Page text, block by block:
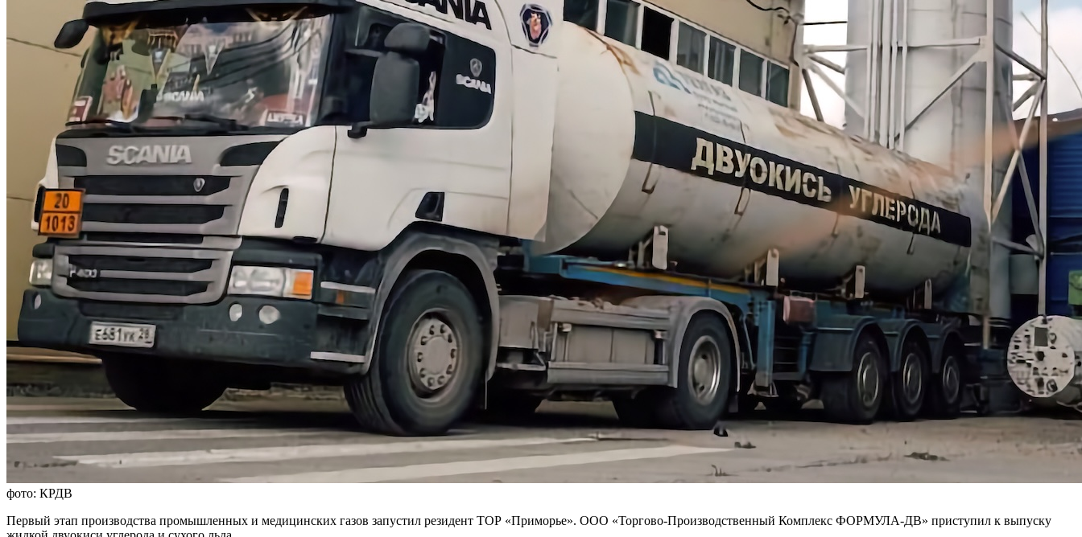
фото: КРДВ
Первый этап производства промышленных и медицинских газов запустил резидент ТОР «Приморье». ООО «Торгово-Производственный Комплекс ФОРМУЛА-ДВ» приступил к выпуску